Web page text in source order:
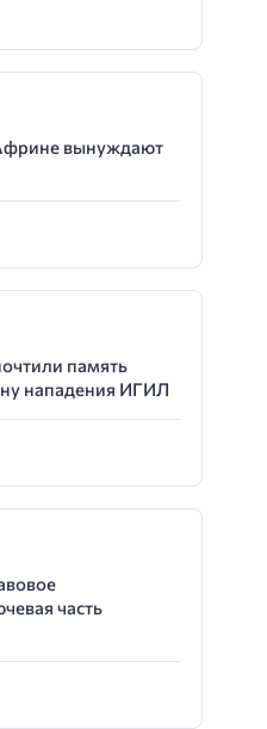
вынуждают
память
нападения ИГИЛ
часть